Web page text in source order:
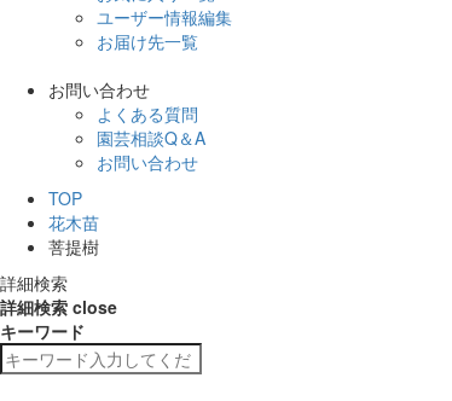
ユーザー情報編集
お届け先一覧
お問い合わせ
よくある質問
園芸相談Q＆A
お問い合わせ
TOP
花木苗
菩提樹
詳細検索
詳細検索 close
キーワード